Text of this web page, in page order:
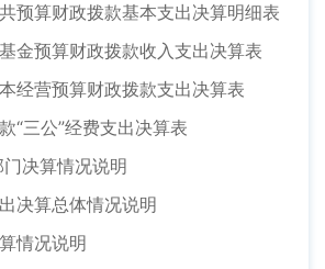
算财政拨款基本支出决算明细表
预算财政拨款收入支出决算表
营预算财政拨款支出决算表
三公”经费支出决算表
决算情况说明
算总体情况说明
情况说明